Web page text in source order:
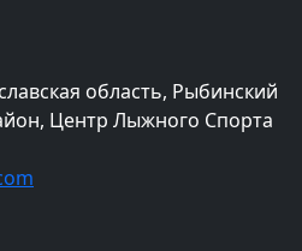
область, Рыбинский
Центр Лыжного Спорта